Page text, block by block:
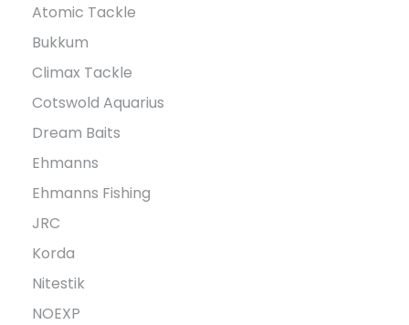
Atomic Tackle
Bukkum
Climax Tackle
Cotswold Aquarius
Dream Baits
Ehmanns
Ehmanns Fishing
JRC
Korda
Nitestik
NOEXP